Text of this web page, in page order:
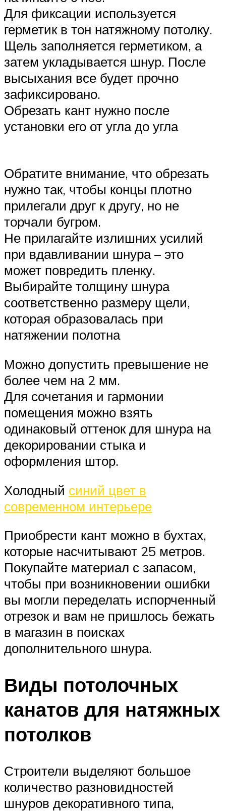
Для фиксации используется
герметик в тон натяжному потолку.
Щель заполняется герметиком, а
затем укладывается шнур. После
высыхания все будет прочно
зафиксировано.
Обрезать кант нужно после
установки его от угла до угла
Обратите внимание, что обрезать
нужно так, чтобы концы плотно
прилегали друг к другу, но не
торчали бугром.
Не прилагайте излишних усилий
при вдавливании шнура – это
может повредить пленку.
Выбирайте толщину шнура
соответственно размеру щели,
которая образовалась при
натяжении полотна
Можно допустить превышение не
более чем на 2 мм.
Для сочетания и гармонии
помещения можно взять
одинаковый оттенок для шнура на
декорировании стыка и
оформления штор.
Холодный синий цвет в
современном интерьере
Приобрести кант можно в бухтах,
которые насчитывают 25 метров.
Покупайте материал с запасом,
чтобы при возникновении ошибки
вы могли переделать испорченный
отрезок и вам не пришлось бежать
в магазин в поисках
дополнительного шнура.
Виды потолочных
канатов для натяжных
потолков
Строители выделяют большое
количество разновидностей
шнуров декоративного типа,